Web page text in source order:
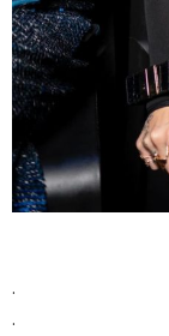
.
.